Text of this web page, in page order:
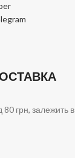
80 грн, залежить